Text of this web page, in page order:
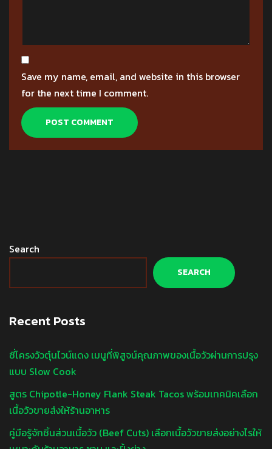
Save my name, email, and website in this browser
for the next time I comment.
Search
SEARCH
Recent Posts
ซี่โครงวัวตุ๋นไวน์แดง เมนูที่พิสูจน์คุณภาพของเนื้อวัวผ่านการปรุง
แบบ Slow Cook
สูตร Chipotle-Honey Flank Steak Tacos พร้อมเทคนิคเลือก
เนื้อวัวขายส่งให้ร้านอาหาร
คู่มือรู้จักชิ้นส่วนเนื้อวัว (Beef Cuts) เลือกเนื้อวัวขายส่งอย่างไรให้